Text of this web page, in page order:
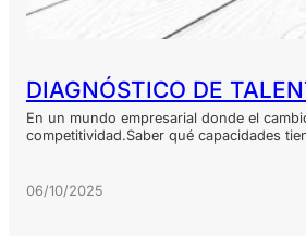
DIAGNÓSTICO DE
En un mundo empresarial donde el
competitividad.Saber qué capacidades
06/10/2025